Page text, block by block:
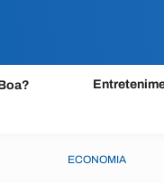
ECONOMIA